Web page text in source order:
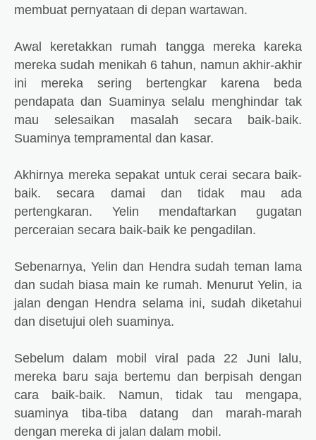
membuat pernyataan di depan wartawan.
Awal keretakkan rumah tangga mereka kareka
mereka sudah menikah 6 tahun, namun akhir-akhir
ini mereka sering bertengkar karena beda
pendapata dan Suaminya selalu menghindar tak
mau selesaikan masalah secara baik-baik.
Suaminya tempramental dan kasar.
Akhirnya mereka sepakat untuk cerai secara baik-
baik. secara damai dan tidak mau ada
pertengkaran. Yelin mendaftarkan gugatan
perceraian secara baik-baik ke pengadilan.
Sebenarnya, Yelin dan Hendra sudah teman lama
dan sudah biasa main ke rumah. Menurut Yelin, ia
jalan dengan Hendra selama ini, sudah diketahui
dan disetujui oleh suaminya.
Sebelum dalam mobil viral pada 22 Juni lalu,
mereka baru saja bertemu dan berpisah dengan
cara baik-baik. Namun, tidak tau mengapa,
suaminya tiba-tiba datang dan marah-marah
dengan mereka di jalan dalam mobil.